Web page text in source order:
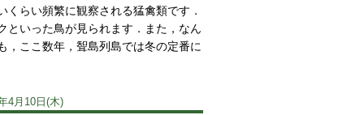
くらい頻繁に観察される猛禽類です．
といった鳥が見られます．また，なん
，ここ数年，聟島列島では冬の定番に
4月10日(木)